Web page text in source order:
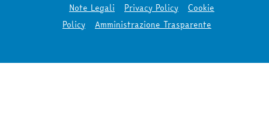
Note Legali Privacy Policy
Cookie
Policy
Amministrazione Trasparente